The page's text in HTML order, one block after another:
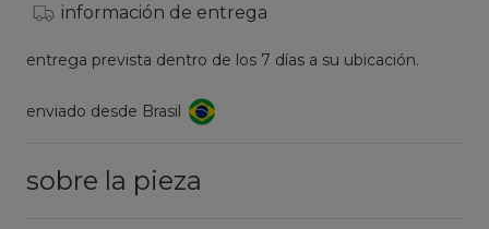
información de entrega
entrega prevista dentro de los 7 días a su ubicación.
enviado desde Brasil
sobre la pieza